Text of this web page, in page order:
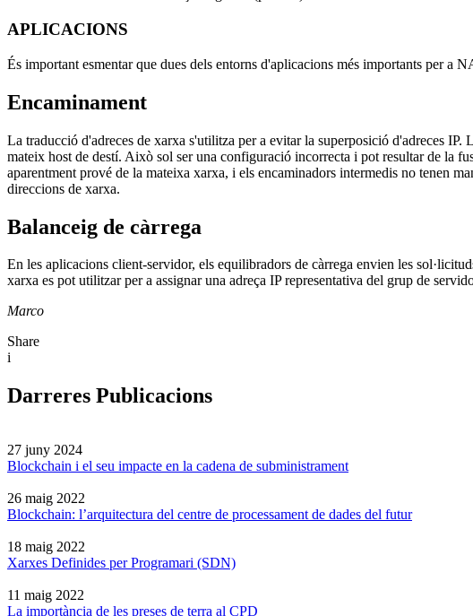
APLICACIONS
És important esmentar que dues dels entorns d'aplicacions més importants per a
Encaminament
La traducció d'adreces de xarxa s'utilitza per a evitar la superposició d'adreces
mateix host de destí. Això sol ser una configuració incorrecta i pot resultar de la
aparentment prové de la mateixa xarxa, i els encaminadors intermedis no tenen
direccions de xarxa.
Balanceig de càrrega
En les aplicacions client-servidor, els equilibradors de càrrega envien les
xarxa es pot utilitzar per a assignar una adreça IP representativa del grup de
Marco
Share
i
Darreres Publicacions
27 juny 2024
Blockchain i el seu impacte en la cadena de subministrament
26 maig 2022
Blockchain: l’arquitectura del centre de processament de dades del futur
18 maig 2022
Xarxes Definides per Programari (SDN)
11 maig 2022
La importància de les preses de terra al CPD